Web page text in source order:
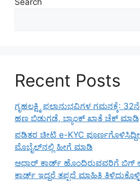
Search
Recent Posts
ಗೃಹಲಕ್ಷ್ಮಿ ಫಲಾನುಭವಿಗಳ ಗಮನಕ್ಕೆ:
ಹಣ ಬಿಡುಗಡೆ, ಬ್ಯಾಂಕ್ ಖಾತೆ ಚೆಕ್ ಮಾಡಿ
ಪಡಿತರ ಚೀಟಿ e-KYC
ಮೊಬೈಲ್‌ನಲ್ಲಿ ಹೀಗೆ ಮಾಡಿ
ಆಧಾರ್ ಕಾರ್ಡ್ ಹೊಂದಿರುವವರಿಗೆ ಬಿಗ್
ಕಾರ್ಡ್ ಇದ್ದರೆ ತಪ್ಪದೆ ಮಾಹಿತಿ ತಿಳಿದುಕೊಳ್ಳಿ